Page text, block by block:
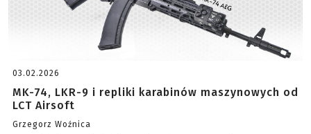
03.02.2026
MK-74, LKR-9 i repliki karabinów maszynowych od
LCT Airsoft
Grzegorz Woźnica